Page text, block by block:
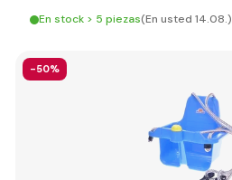
En stock > 5 piezas(En usted 14.08.)
-50%